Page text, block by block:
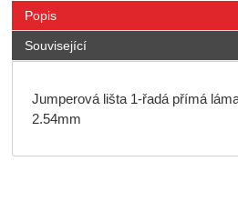
Popis
Související
Jumperová lišta 1-řadá přímá
2.54mm